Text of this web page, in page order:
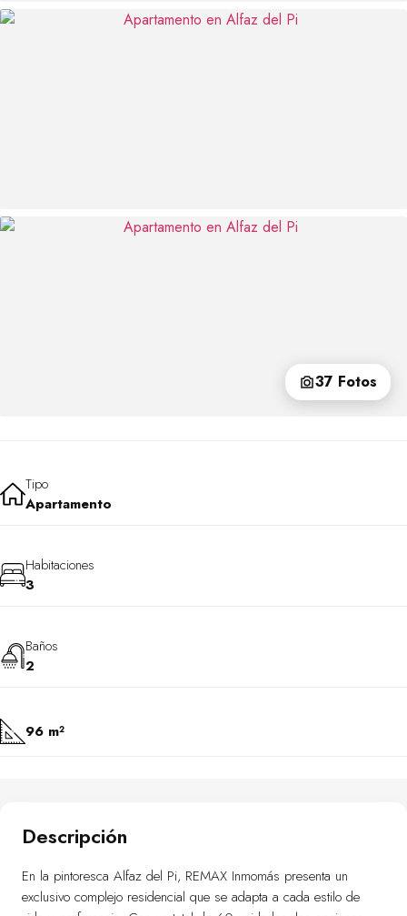
37 Fotos
Tipo
Apartamento
Habitaciones
3
Baños
2
96 m²
Descripción
En la pintoresca Alfaz del Pi, REMAX Inmomás presenta un
exclusivo complejo residencial que se adapta a cada estilo de